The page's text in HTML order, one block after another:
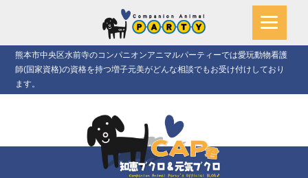
熊本市中央区水前寺のコンパニオンアニマルパーティーでは愛玩動物看護
師(国家資格)の資格を持つ増子元美がどんな相談でもお受け付けしており
ます。